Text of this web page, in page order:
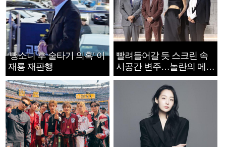
‘뺑소니 후 술타기 의혹’ 이
재룡 재판행
빨려들어갈 듯 스크린 속
시공간 변주…놀란의 메시
지는 ‘전쟁 속죄’